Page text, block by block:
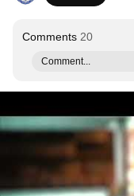
Comments 20
Comment...